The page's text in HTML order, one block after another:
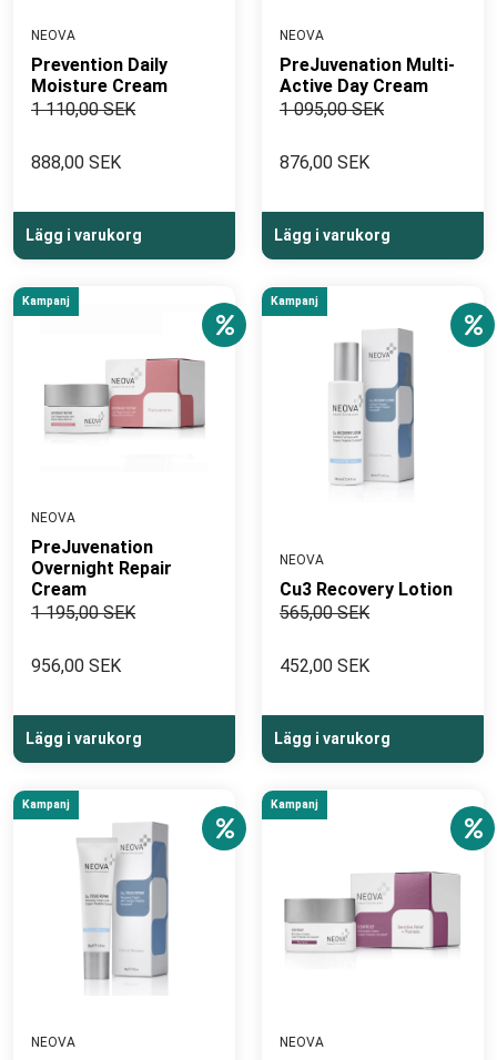
NEOVA
Prevention Daily
Moisture Cream
1 110,00 SEK
888,00 SEK
Lägg i varukorg
NEOVA
PreJuvenation Multi-
Active Day Cream
1 095,00 SEK
876,00 SEK
Lägg i varukorg
Kampanj
NEOVA
PreJuvenation
Overnight Repair
Cream
1 195,00 SEK
956,00 SEK
Lägg i varukorg
Kampanj
NEOVA
Cu3 Recovery Lotion
565,00 SEK
452,00 SEK
Lägg i varukorg
Kampanj
NEOVA
Kampanj
NEOVA